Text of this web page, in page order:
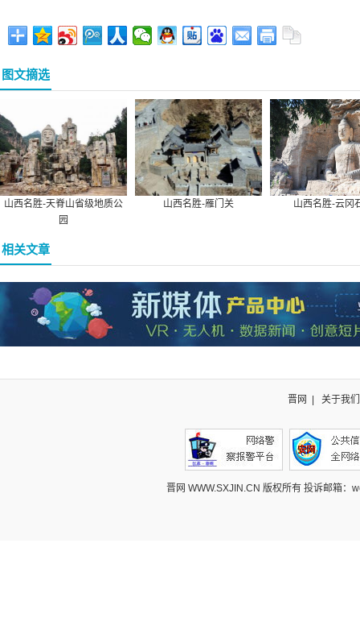
图文摘选
山西名胜-天脊山省级地质公
园
山西名胜-雁门关 山西名胜-云冈
相关文章
晋网 关于我们
晋网 WWW.SXJIN.CN 版权所有 投诉邮箱